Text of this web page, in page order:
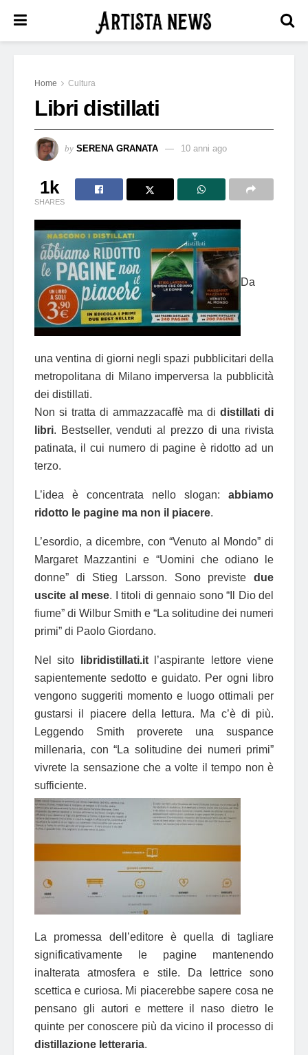
Home Cultura
Libri distillati
by SERENA GRANATA 10 anni ago
1k
SHARES
Da
una ventina di giorni negli spazi pubblicitari della
metropolitana di Milano imperversa la pubblicità
dei distillati.
Non si tratta di ammazzacaffè ma di distillati di
libri. Bestseller, venduti al prezzo di una rivista
patinata, il cui numero di pagine è ridotto ad un
terzo.
L’idea è concentrata nello slogan: abbiamo
ridotto le pagine ma non il piacere.
L’esordio, a dicembre, con “Venuto al Mondo” di
Margaret Mazzantini e “Uomini che odiano le
donne” di Stieg Larsson. Sono previste due
uscite al mese. I titoli di gennaio sono “Il Dio del
fiume” di Wilbur Smith e “La solitudine dei numeri
primi” di Paolo Giordano.
Nel sito libridistillati.itl’aspirante lettore viene
sapientemente sedotto e guidato. Per ogni libro
vengono suggeriti momento e luogo ottimali per
gustarsi il piacere della lettura. Ma c’è di più.
Leggendo Smith proverete una suspance
millenaria, con “La solitudine dei numeri primi”
vivrete la sensazione che a volte il tempo non è
sufficiente.
La promessa dell’editore è quella di tagliare
significativamente le pagine mantenendo
inalterata atmosfera e stile. Da lettrice sono
scettica e curiosa. Mi piacerebbe sapere cosa ne
pensano gli autori e mettere il naso dietro le
quinte per conoscere più da vicino il processo di
distillazione letteraria.